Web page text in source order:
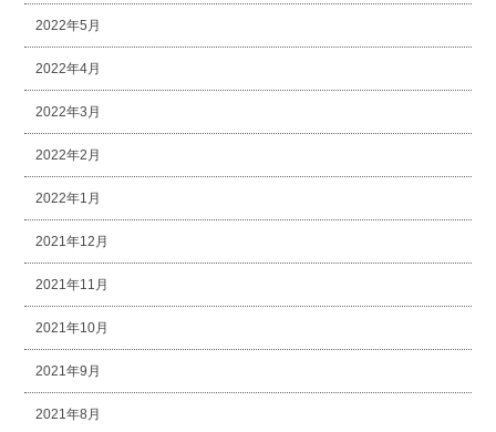
2022年5月
2022年4月
2022年3月
2022年2月
2022年1月
2021年12月
2021年11月
2021年10月
2021年9月
2021年8月